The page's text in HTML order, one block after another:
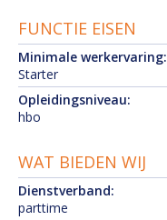
FUNCTIE EISEN
Minimale werkervaring:
Starter
Opleidingsniveau:
hbo
WAT BIEDEN WIJ
Dienstverband:
parttime